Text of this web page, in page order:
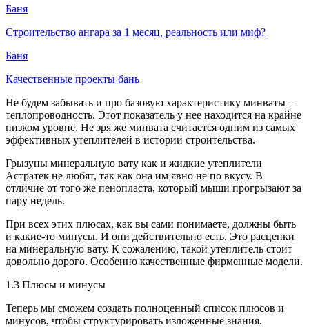
Баня
Строительство ангара за 1 месяц, реальность или миф?
Баня
Качественные проекты бань
Не будем забывать и про базовую характеристику минваты –
теплопроводность. Этот показатель у нее находится на крайне
низком уровне. Не зря же минвата считается одним из самых
эффективных утеплителей в истории строительства.
Грызуны минеральную вату как и жидкие утеплители
Астратек не любят, так как она им явно не по вкусу. В
отличие от того же пенопласта, который мыши прогрызают за
пару недель.
При всех этих плюсах, как вы сами понимаете, должны быть
и какие-то минусы. И они действительно есть. Это расценки
на минеральную вату. К сожалению, такой утеплитель стоит
довольно дорого. Особенно качественные фирменные модели.
1.3 Плюсы и минусы
Теперь мы сможем создать полноценный список плюсов и
минусов, чтобы структурировать изложенные знания.